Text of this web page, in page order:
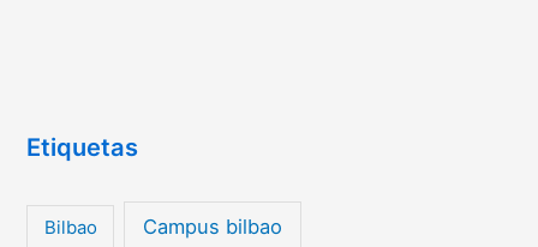
Etiquetas
Bilbao Campus bilbao